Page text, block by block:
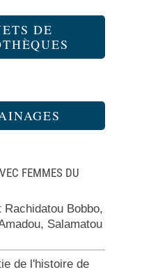
DE
FEMMES DU
Rachidatou Bobbo,
Salamatou
de l'histoire de